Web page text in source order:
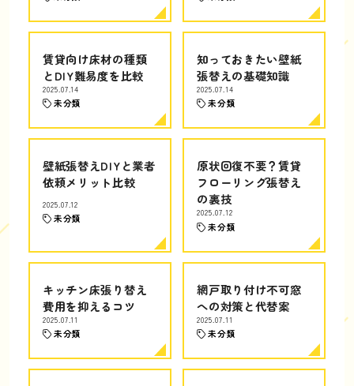
賃貸向け床材の種類
とDIY難易度を比較
2025.07.14
未分類
知っておきたい壁紙
張替えの基礎知識
2025.07.14
未分類
壁紙張替えDIYと業者
依頼メリット比較
2025.07.12
未分類
原状回復不要？賃貸
フローリング張替え
の裏技
2025.07.12
未分類
キッチン床張り替え
費用を抑えるコツ
2025.07.11
未分類
網戸取り付け不可窓
への対策と代替案
2025.07.11
未分類